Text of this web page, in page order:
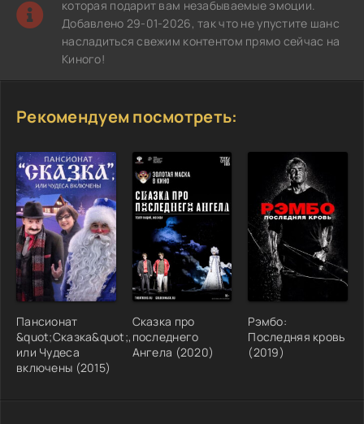
которая подарит вам незабываемые эмоции.
Добавлено 29-01-2026, так что не упустите шанс
насладиться свежим контентом прямо сейчас на
Киного!
Рекомендуем посмотреть:
Пансионат
&quot;Сказка&quot;,
или Чудеса
включены (2015)
Сказка про
последнего
Ангела (2020)
Рэмбо:
Последняя кровь
(2019)